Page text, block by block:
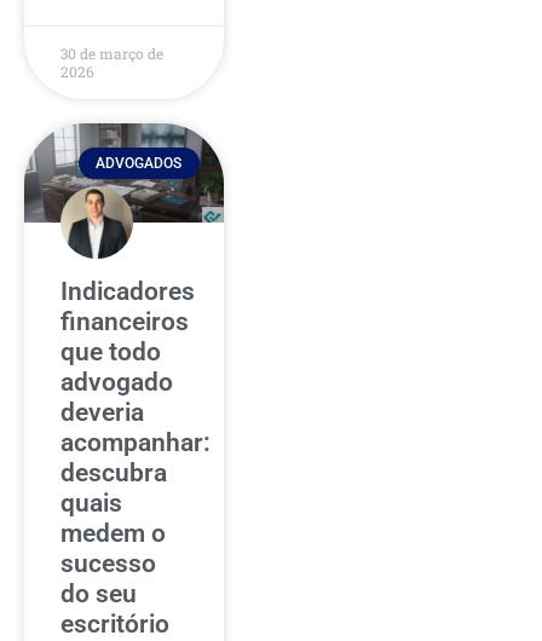
30 de março de
2026
ADVOGADOS
Indicadores
financeiros
que todo
advogado
deveria
acompanhar:
descubra
quais
medem o
sucesso
do seu
escritório